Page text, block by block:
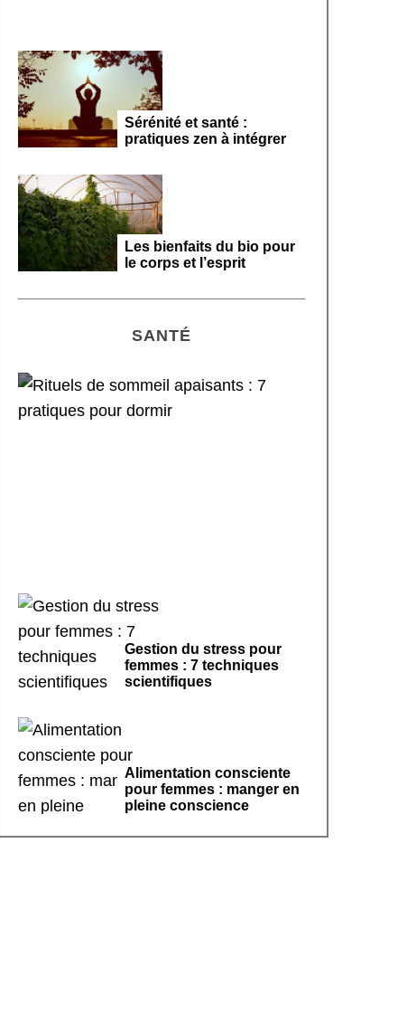
Sérénité et santé :
pratiques zen à intégrer
Les bienfaits du bio pour
le corps et l’esprit
SANTÉ
Gestion du stress pour
femmes : 7 techniques
scientifiques
Alimentation consciente
pour femmes : manger en
pleine conscience